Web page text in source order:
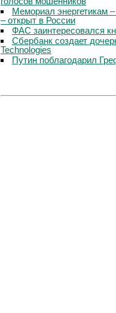
Мемориал энергетикам
– открыт в России
ФАС заинтересовался
Сбербанк создает
Technologies
Путин поблагодарил